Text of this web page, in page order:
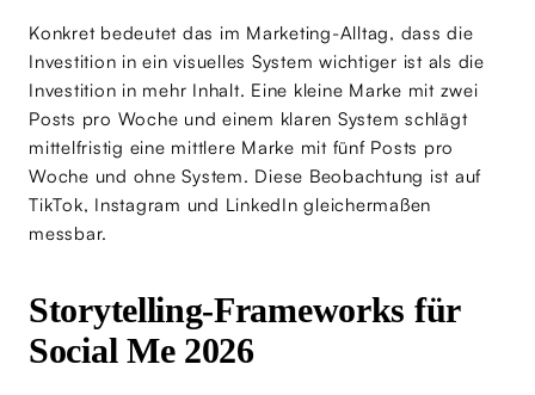
Konkret bedeutet das im Marketing-Alltag, dass die
Investition in ein visuelles System wichtiger ist als die
Investition in mehr Inhalt. Eine kleine Marke mit zwei
Posts pro Woche und einem klaren System schlägt
mittelfristig eine mittlere Marke mit fünf Posts pro
Woche und ohne System. Diese Beobachtung ist auf
TikTok, Instagram und LinkedIn gleichermaßen
messbar.
Storytelling-Frameworks für
Social Me 2026